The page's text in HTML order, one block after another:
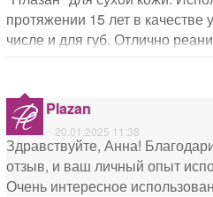
протяжении 15 лет в
числе и для губ. Отлично
Plazan
20.01.2025 11:38
Здравствуйте, Анна!
отзыв, и ваш личный опыт
Очень интересное